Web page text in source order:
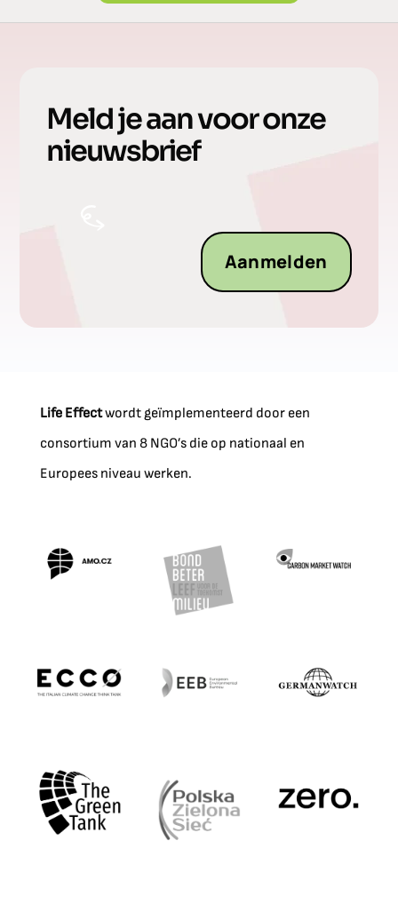
Meld je aan voor onze
nieuwsbrief
Aanmelden
Life Effectwordt geïmplementeerd door een
consortium van 8 NGO’s die op nationaal en
Europees niveau werken.